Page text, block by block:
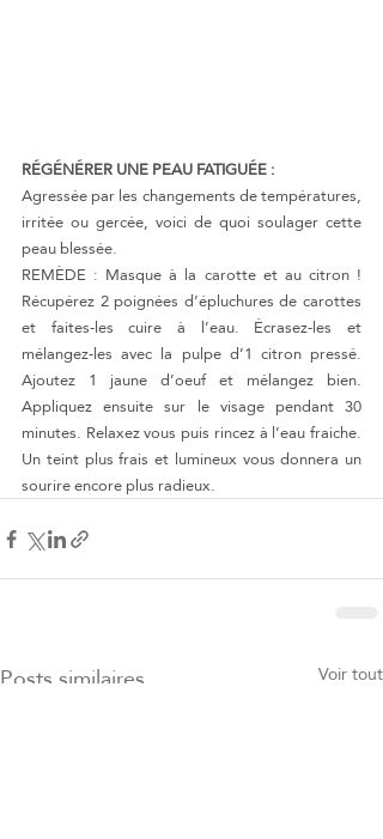
RÉGÉNÉRER UNE PEAU FATIGUÉE :
Agressée par les changements de températures,
irritée ou gercée, voici de quoi soulager cette
peau blessée.
REMÈDE : Masque à la carotte et au citron !
Récupérez 2 poignées d’épluchures de carottes
et faites-les cuire à l’eau. Écrasez-les et
mélangez-les avec la pulpe d’1 citron pressé.
Ajoutez 1 jaune d’oeuf et mélangez bien.
Appliquez ensuite sur le visage pendant 30
minutes. Relaxez vous puis rincez à l’eau fraiche.
Un teint plus frais et lumineux vous donnera un
sourire encore plus radieux.
Posts similaires Voir tout